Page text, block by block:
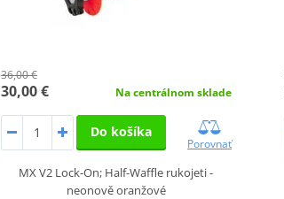
36,00 €
30,00 € Na centrálnom sklade
Do košíka
Porovnať
MX V2 Lock-On; Half-Waffle rukojeti -
neonově oranžové